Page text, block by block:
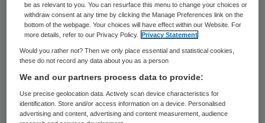
Twee al eerder geschorste chirurgen eisen
geld van het Maasziekenhuis nu ze onlangs
opnieuw op non-actief zijn gesteld door de
be as relevant to you. You can resurface this menu to change your choices or
withdraw consent at any time by clicking the Manage Preferences link on the
bottom of the webpage. Your choices will have effect within our Website. For
more details, refer to our Privacy Policy.
Privacy Statement
Would you rather not? Then we only place essential and statistical cookies,
these do not record any data about you as a person
We and our partners process data to provide:
Use precise geolocation data. Actively scan device characteristics for
identification. Store and/or access information on a device. Personalised
advertising and content, advertising and content measurement, audience